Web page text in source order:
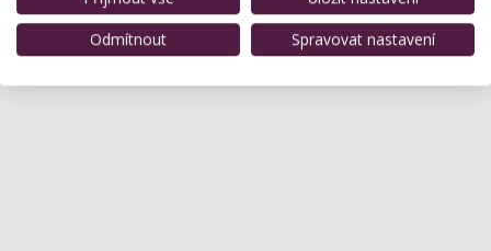
Odmítnout
Spravovat nastavení